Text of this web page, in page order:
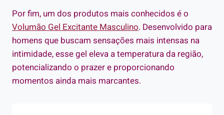
Por fim, um dos produtos mais conhecidos é o
Volumão Gel Excitante Masculino. Desenvolvido para
homens que buscam sensações mais intensas na
intimidade, esse gel eleva a temperatura da região,
potencializando o prazer e proporcionando
momentos ainda mais marcantes.